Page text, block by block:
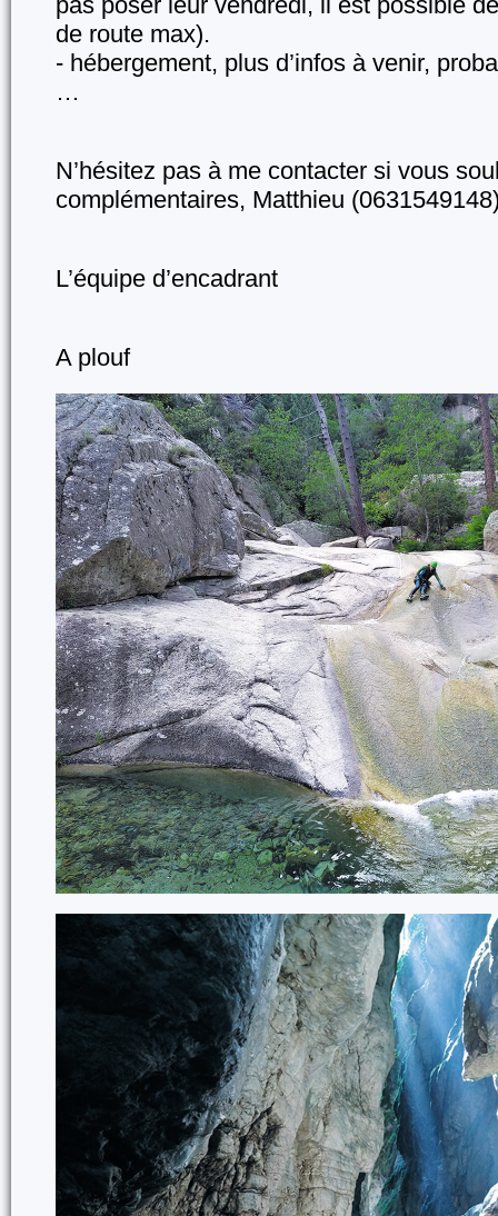
de route max).
- hébergement, plus d’infos à venir,
…
N’hésitez pas à me contacter si vous
complémentaires, Matthieu
L’équipe d’encadrant
A plouf